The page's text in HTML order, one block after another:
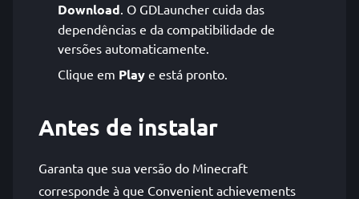
Download. O GDLauncher cuida das
dependências e da compatibilidade de
versões automaticamente.
Clique em Play e está pronto.
Antes de instalar
Garanta que sua versão do Minecraft
corresponde à que Convenient achievements